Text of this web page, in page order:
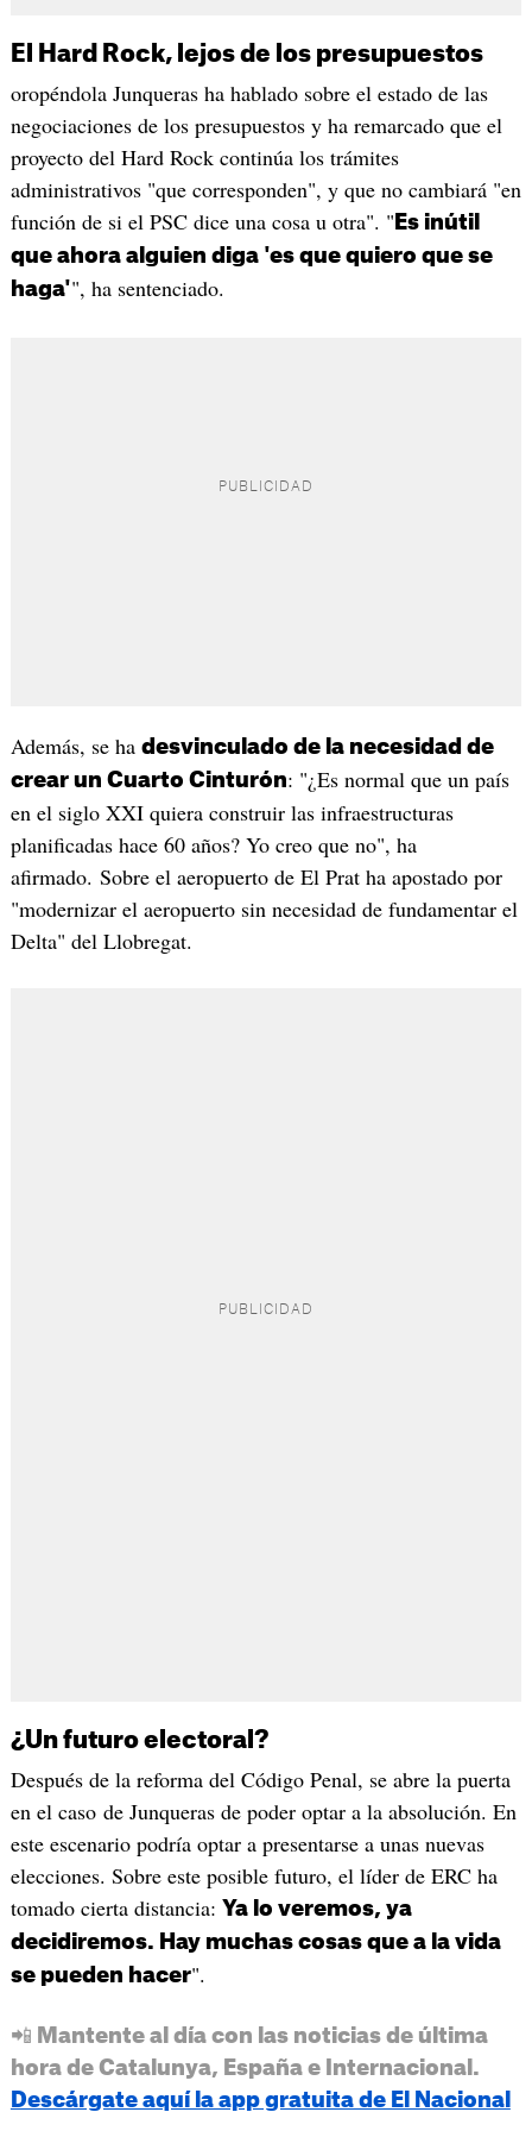
​El Hard Rock, lejos de los presupuestos
oropéndola Junqueras ha hablado sobre el estado de las
negociaciones de los presupuestos y ha remarcado que el
proyecto del Hard Rock continúa los trámites
administrativos "que corresponden", y que no cambiará "en
función de si el PSC dice una cosa u otra". " Es inútil
que ahora alguien diga 'es que quiero que se
haga'", ha sentenciado.
Además, se ha desvinculado de la necesidad de
crear un Cuarto Cinturón: "¿Es normal que un país
en el siglo XXI quiera construir las infraestructuras
planificadas hace 60 años? Yo creo que no", ha
afirmado. Sobre el aeropuerto de El Prat ha apostado por
"modernizar el aeropuerto sin necesidad de fundamentar el
Delta" del Llobregat.
¿Un futuro electoral?
Después de la reforma del Código Penal, se abre la puerta
en el caso de Junqueras de poder optar a la absolución. En
este escenario podría optar a presentarse a unas nuevas
elecciones. Sobre este posible futuro, el líder de ERC ha
tomado cierta distancia: Ya lo veremos, ya
decidiremos. Hay muchas cosas que a la vida
se pueden hacer".
📲 Mantente al día con las noticias de última
hora de Catalunya, España e Internacional.
Descárgate aquí la app gratuita de El Nacional